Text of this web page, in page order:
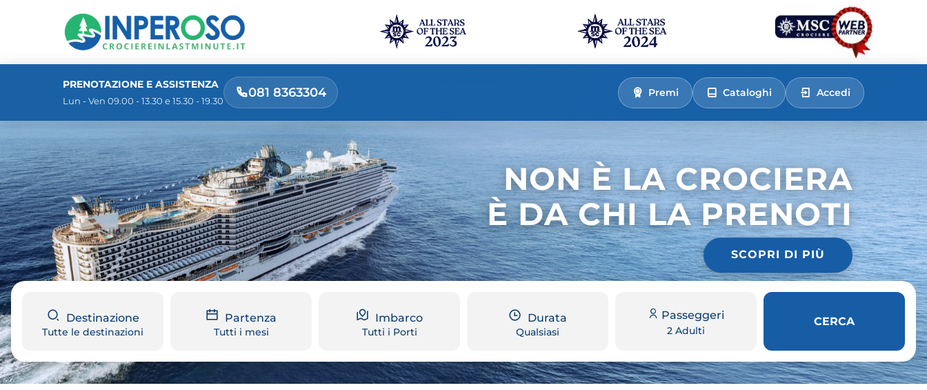
PRENOTAZIONE E ASSISTENZA
Lun - Ven 09.00 - 13.30 e 15.30 - 19.30
081 8363304 Premi Cataloghi Accedi
NON È LA CROCIERA
È DA CHI LA PRENOTI
SCOPRI DI PIÙ
Destinazione
Tutte le destinazioni
Partenza
Tutti i mesi
Imbarco
Tutti i Porti
Durata
Qualsiasi
Passeggeri
2 Adulti
CERCA